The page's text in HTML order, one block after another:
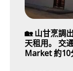
🏡 山甘烹調
天租用。 交
Market 約10